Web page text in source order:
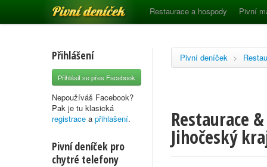
Pivní deníček Restaurace a hospody Pivní
Přihlášení
Přihlásit se přes Facebook
Nepoužíváš Facebook?
Pak je tu klasická
registrace a přihlašení.
Pivní deníček pro
chytré telefony
Pivní deníček >
Restaurace
Jihočeský